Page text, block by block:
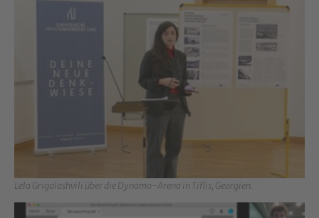
Lela Grigalashvili über die Dynamo-Arena in Tiflis, Georgien.
Show larger version for: